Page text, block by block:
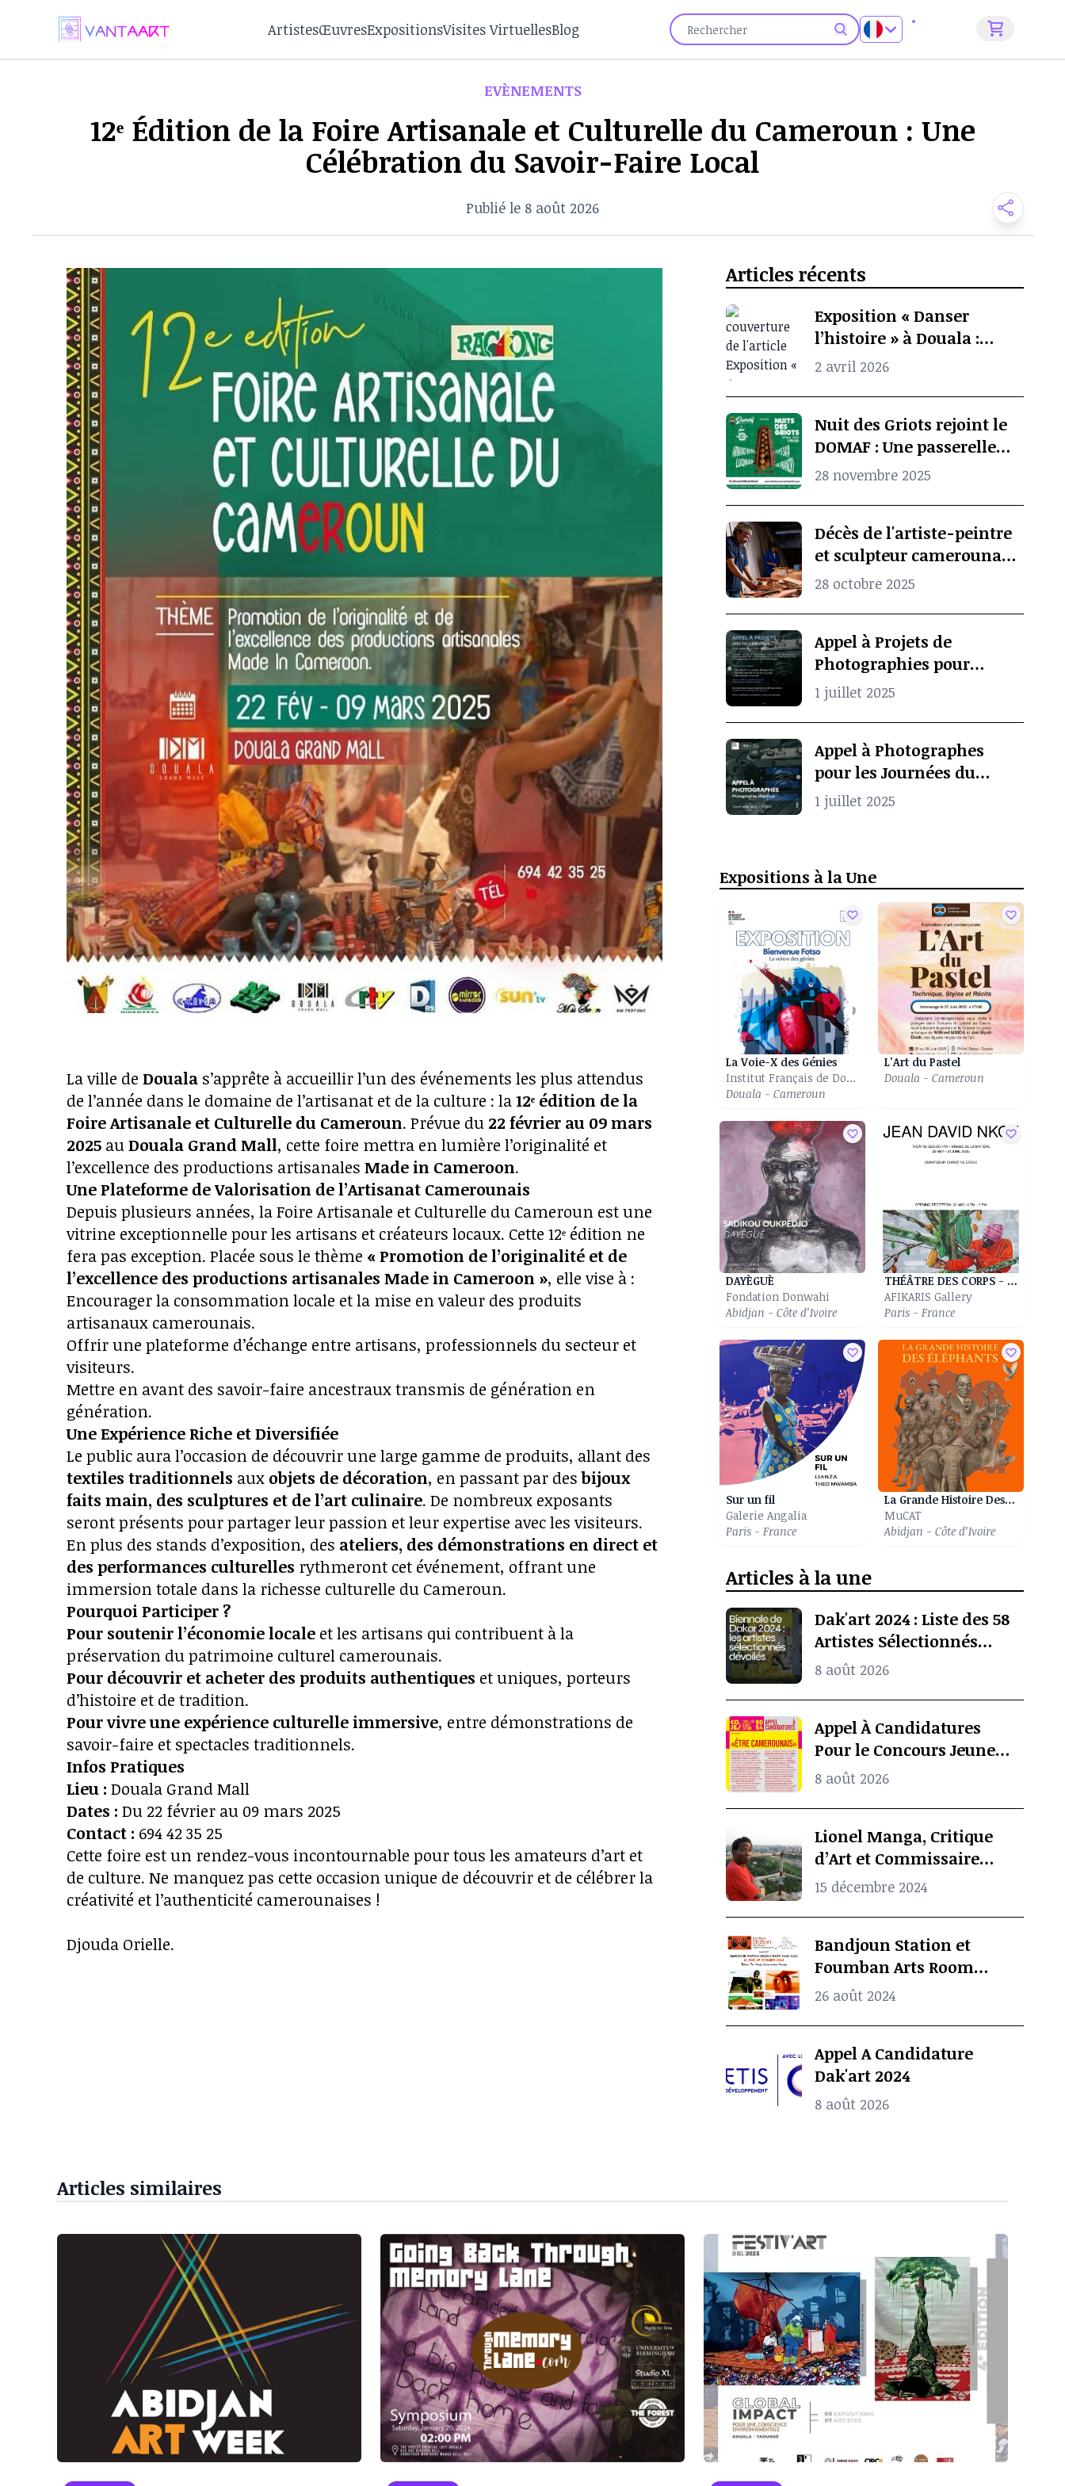
ArtistesŒuvresExpositionsVisites VirtuellesBlog
EVÈNEMENTS
12ᵉ Édition de la Foire Artisanale et Culturelle du Cameroun : Une
Célébration du Savoir-Faire Local
Publié le 8 août 2026
La ville de Douala s’apprête à accueillir l’un des événements les plus attendus
de l’année dans le domaine de l’artisanat et de la culture : la12ᵉ édition de la
Foire Artisanale et Culturelle du Cameroun. Prévue du 22 février au 09 mars
2025 auDouala Grand Mall, cette foire mettra en lumière l’originalité et
l’excellence des productions artisanales Made in Cameroon.
Une Plateforme de Valorisation de l’Artisanat Camerounais
Depuis plusieurs années, la Foire Artisanale et Culturelle du Cameroun est une
vitrine exceptionnelle pour les artisans et créateurs locaux. Cette 12ᵉ édition ne
fera pas exception. Placée sous le thème « Promotion de l’originalité et de
l’excellence des productions artisanales Made in Cameroon », elle vise à :
Encourager la consommation locale et la mise en valeur des produits
artisanaux camerounais.
Offrir une plateforme d’échange entre artisans, professionnels du secteur et
visiteurs.
Mettre en avant des savoir-faire ancestraux transmis de génération en
génération.
Une Expérience Riche et Diversifiée
Le public aura l’occasion de découvrir une large gamme de produits, allant des
textiles traditionnels aux objets de décoration, en passant par desbijoux
faits main, des sculptures et de l’art culinaire. De nombreux exposants
seront présents pour partager leur passion et leur expertise avec les visiteurs.
En plus des stands d’exposition, des ateliers, des démonstrations en direct et
des performances culturelles rythmeront cet événement, offrant une
immersion totale dans la richesse culturelle du Cameroun.
Pourquoi Participer ?
Pour soutenir l’économie locale et les artisans qui contribuent à la
préservation du patrimoine culturel camerounais.
Pour découvrir et acheter des produits authentiques et uniques, porteurs
d’histoire et de tradition.
Pour vivre une expérience culturelle immersive, entre démonstrations de
savoir-faire et spectacles traditionnels.
Infos Pratiques
Lieu : Douala Grand Mall
Dates : Du 22 février au 09 mars 2025
Contact : 694 42 35 25
Cette foire est un rendez-vous incontournable pour tous les amateurs d’art et
de culture. Ne manquez pas cette occasion unique de découvrir et de célébrer la
créativité et l’authenticité camerounaises !
Djouda Orielle.
Articles récents
Exposition « Danser
l’histoire » à Douala :
quand l’archive
mémoire culturelle
africaine
2 avril 2026
Nuit des Griots rejoint le
DOMAF : Une passerelle
entre Douala et Marseille
28 novembre 2025
Décès de l'artiste-peintre
et sculpteur camerounais
Koko Komegne, le père de
camerounais
28 octobre 2025
Appel à Projets de
Photographies pour
Spectacle Vivant
1 juillet 2025
Appel à Photographes
pour les Journées du
Patrimoine à Pointe-
Noire
1 juillet 2025
Expositions à la Une
La Voie-X des Génies
Institut Français de Douala
Douala - Cameroun
L'Art du Pastel
Douala - Cameroun
DAYÈGUÈ
Fondation Donwahi
Abidjan - Côte d’Ivoire
THÉÂTRE DES CORPS - DRAME DE LA MATIÈRE
AFIKARIS Gallery
Paris - France
Sur un fil
Galerie Angalia
Paris - France
La Grande Histoire Des Eléphants
MuCAT
Abidjan - Côte d’Ivoire
Articles à la une
Dak'art 2024 : Liste des 58
Artistes Sélectionnés
Pour l’Exposition
Biennale De Dakar
8 août 2026
Appel À Candidatures
Pour le Concours Jeunes
Espoirs 2024 (COJES)
8 août 2026
Lionel Manga, Critique
d’Art et Commissaire
d’Exposition
l’âge de 69 ans
15 décembre 2024
Bandjoun Station et
Foumban Arts Room
Présentent le Badjoun
2024
26 août 2024
Appel A Candidature
Dak'art 2024
8 août 2026
Articles similaires